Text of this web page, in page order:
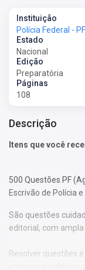
Instituição
Polícia Federal - PF
Estado
Nacional
Edição
Preparatória
Páginas
108
Descrição
Itens que você
500 Questões PF
Escrivão de Polícia
São questões
editorial, com
Resolver questões
concursos públicos,